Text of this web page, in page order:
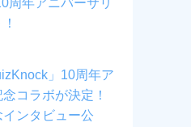
周年アニバーサリ
」10周年ア
コラボが決定！
ンタビュー公